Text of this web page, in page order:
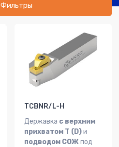
Фильтры
TCBNR/L-H
Державка с верхним
прихватом T (D)и
подводом СОЖпод